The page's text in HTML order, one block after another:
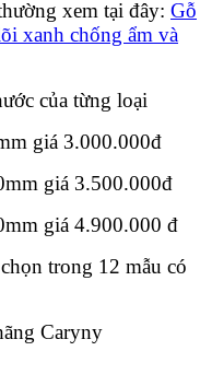
xem tại đây: Gỗ
xanh chống ẩm và
của từng loại
giá 3.000.000đ
giá 3.500.000đ
giá 4.900.000 đ
trong 12 mẫu có
Caryny